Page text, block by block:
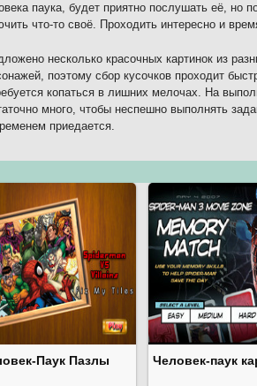
паука, будет приятно послушать её, но
что-то своё. Проходить интересно и
несколько красочных картинок из
поэтому сбор кусочков проходит
копаться в лишних мелочах. На
много, чтобы неспешно выполнять
приедается.
Паук Пазлы Человек-паук